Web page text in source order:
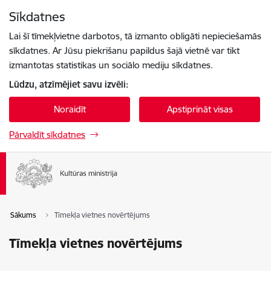
Sīkdatnes
Lai šī tīmekļvietne darbotos, tā izmanto obligāti nepieciešamās
sīkdatnes. Ar Jūsu piekrišanu papildus šajā vietnē var tikt
izmantotas statistikas un sociālo mediju sīkdatnes.
Lūdzu, atzīmējiet savu izvēli:
Noraidīt Apstiprināt visas
Pārvaldīt sīkdatnes
Sākums Tīmekļa vietnes novērtējums
Tīmekļa vietnes novērtējums